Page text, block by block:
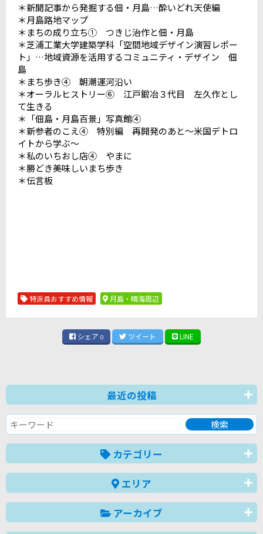
＊新聞記事から発掘する佃・月島…酔いどれ天使編
＊月島路地マップ
＊まちの成り立ち① つきじ治作と佃・月島
＊芝浦工業大学建築学科「空間地域デザイン演習レポー
ト」…地域資源を活用するコミュニティ・デザイン 佃
島
＊まち歩き④ 朝潮運河沿い
＊オーラルヒストリー⑥ 江戸鍛冶３代目 左久作とし
て生きる
＊「佃島・月島百景」写真館④
＊新参者のこえ④ 特別編 再開発のあと～米国デトロ
イトから学ぶ～
＊私のいちおし店④ やまに
＊勝どき美味しいまち歩き
＊伝言板
特派員おすすめ情報 月島・晴海周辺
シェア 0 ツイート LINE
最近の投稿
カテゴリー
エリア
アーカイブ